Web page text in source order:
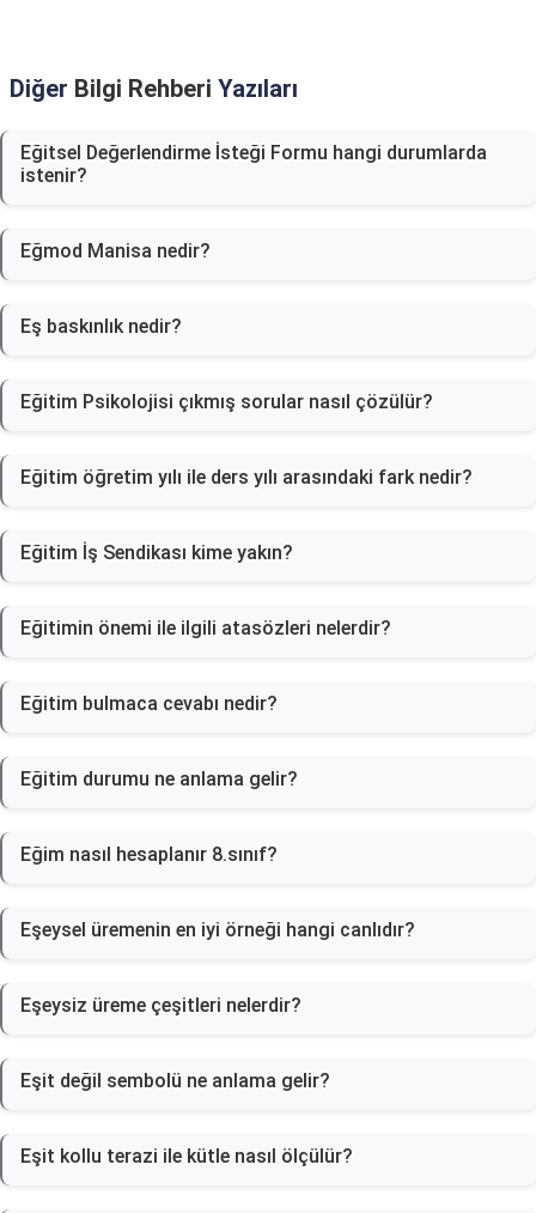
Diğer Bilgi Rehberi Yazıları
Eğitsel Değerlendirme İsteği Formu hangi durumlarda
istenir?
Eğmod Manisa nedir?
Eş baskınlık nedir?
Eğitim Psikolojisi çıkmış sorular nasıl çözülür?
Eğitim öğretim yılı ile ders yılı arasındaki fark nedir?
Eğitim İş Sendikası kime yakın?
Eğitimin önemi ile ilgili atasözleri nelerdir?
Eğitim bulmaca cevabı nedir?
Eğitim durumu ne anlama gelir?
Eğim nasıl hesaplanır 8.sınıf?
Eşeysel üremenin en iyi örneği hangi canlıdır?
Eşeysiz üreme çeşitleri nelerdir?
Eşit değil sembolü ne anlama gelir?
Eşit kollu terazi ile kütle nasıl ölçülür?